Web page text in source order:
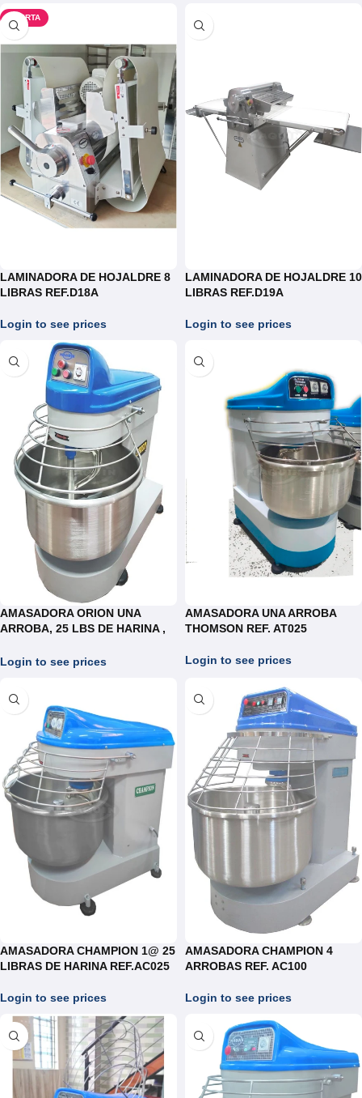
OFERTA
LAMINADORA DE HOJALDRE 8
LIBRAS REF.D18A
Login to see prices
LAMINADORA DE HOJALDRE 10
LIBRAS REF.D19A
Login to see prices
AMASADORA ORION UNA
ARROBA, 25 LBS DE HARINA ,
Login to see prices
AMASADORA UNA ARROBA
THOMSON REF. AT025
Login to see prices
AMASADORA CHAMPION 1@ 25
LIBRAS DE HARINA REF.AC025
Login to see prices
AMASADORA CHAMPION 4
ARROBAS REF. AC100
Login to see prices